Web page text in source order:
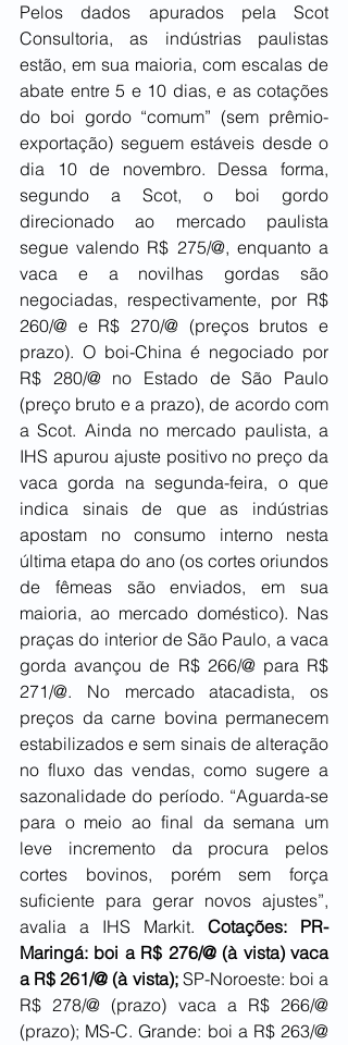
Pelos dados apurados pela Scot
Consultoria, as indústrias paulistas
estão, em sua maioria, com escalas de
abate entre 5 e 10 dias, e as cotações
do boi gordo “comum” (sem prêmio-
exportação) seguem estáveis desde o
dia 10 de novembro. Dessa forma,
segundo a Scot, o boi gordo
direcionado ao mercado paulista
segue valendo R$ 275/@, enquanto a
vaca e a novilhas gordas são
negociadas, respectivamente, por R$
260/@ e R$ 270/@ (preços brutos e
prazo). O boi-China é negociado por
R$ 280/@ no Estado de São Paulo
(preço bruto e a prazo), de acordo com
a Scot. Ainda no mercado paulista, a
IHS apurou ajuste positivo no preço da
vaca gorda na segunda-feira, o que
indica sinais de que as indústrias
apostam no consumo interno nesta
última etapa do ano (os cortes oriundos
de fêmeas são enviados, em sua
maioria, ao mercado doméstico). Nas
praças do interior de São Paulo, a vaca
gorda avançou de R$ 266/@ para R$
271/@. No mercado atacadista, os
preços da carne bovina permanecem
estabilizados e sem sinais de alteração
no fluxo das vendas, como sugere a
sazonalidade do período. “Aguarda-se
para o meio ao final da semana um
leve incremento da procura pelos
cortes bovinos, porém sem força
suficiente para gerar novos ajustes”,
avalia a IHS Markit. Cotações: PR-
Maringá: boi a R$ 276/@ (à vista) vaca
a R$ 261/@ (à vista); SP-Noroeste: boi a
R$ 278/@ (prazo) vaca a R$ 266/@
(prazo); MS-C. Grande: boi a R$ 263/@